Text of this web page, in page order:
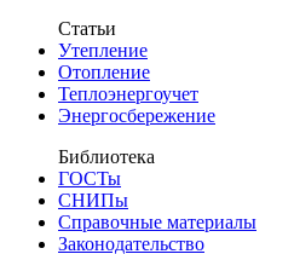
Статьи
Утепление
Отопление
Теплоэнергоучет
Энергосбережение
Библиотека
ГОСТы
СНИПы
Справочные материалы
Законодательство